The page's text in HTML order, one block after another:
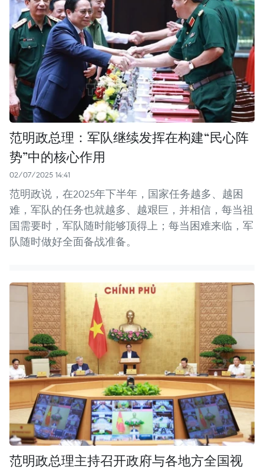
范明政总理：军队继续发挥在构建“民心阵
势”中的核心作用
02/07/2025 14:41
范明政说，在2025年下半年，国家任务越多、越困
难，军队的任务也就越多、越艰巨，并相信，每当祖
国需要时，军队随时能够顶得上；每当困难来临，军
队随时做好全面备战准备。
范明政总理主持召开政府与各地方全国视